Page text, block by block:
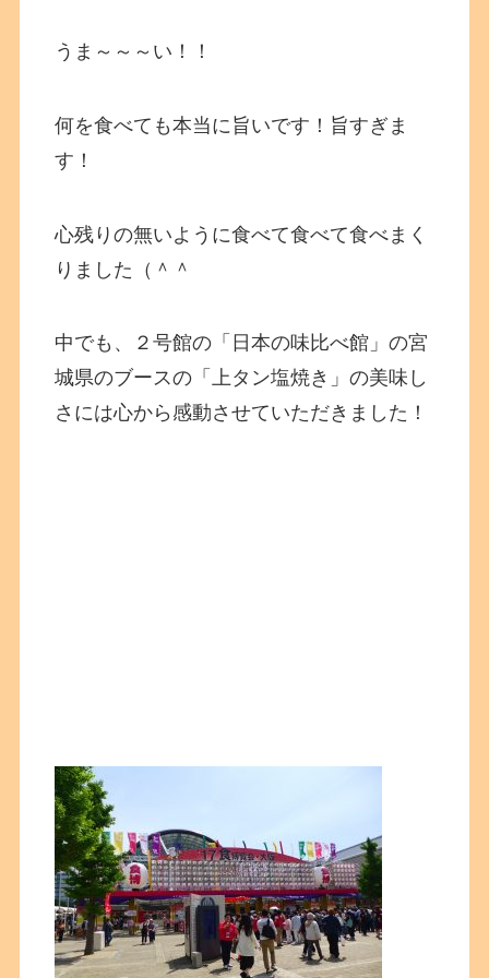
うま～～～い！！
何を食べても本当に旨いです！旨すぎま
す！
心残りの無いように食べて食べて食べまく
りました（＾＾
中でも、２号館の「日本の味比べ館」の宮
城県のブースの「上タン塩焼き」の美味し
さには心から感動させていただきました！